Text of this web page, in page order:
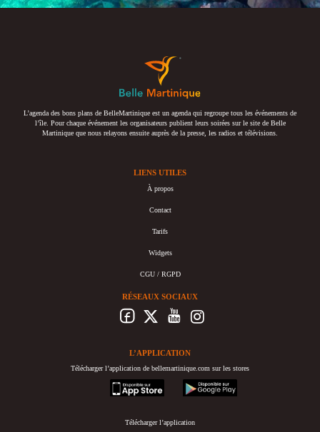
L’agenda des bons plans de BelleMartinique est un agenda qui regroupe tous les événements de
l’île. Pour chaque événement les organisateurs publient leurs soirées sur le site de Belle
Martinique que nous relayons ensuite auprès de la presse, les radios et télévisions.
LIENS UTILES
À propos
Contact
Tarifs
Widgets
CGU / RGPD
RÉSEAUX SOCIAUX
L’APPLICATION
Télécharger l’application de bellemartinique.com sur les stores
appstore
googleplay
Télécharger l’application